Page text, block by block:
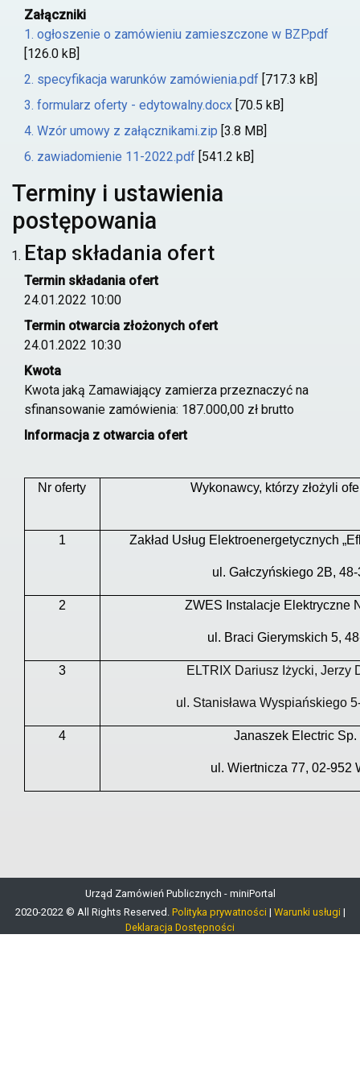
Załączniki
1. ogłoszenie o zamówieniu zamieszczone w BZP.pdf
[126.0 kB]
2. specyfikacja warunków zamówienia.pdf [717.3 kB]
3. formularz oferty - edytowalny.docx [70.5 kB]
4. Wzór umowy z załącznikami.zip [3.8 MB]
6. zawiadomienie 11-2022.pdf [541.2 kB]
Terminy i ustawienia
postępowania
Etap składania ofert
Termin składania ofert
24.01.2022 10:00
Termin otwarcia złożonych ofert
24.01.2022 10:30
Kwota
Kwota jaką Zamawiający zamierza przeznaczyć na
sfinansowanie zamówienia: 187.000,00 zł brutto
Informacja z otwarcia ofert
Nr oferty Wykonawcy, którzy złożyli
1 Zakład Usług Elektroenergetycznych
ul. Gałczyńskiego 2B,
2 ZWES Instalacje Elektryczne
ul. Braci Gierymskich 5,
3 ELTRIX Dariusz Iżycki, Jerzy
ul. Stanisława Wyspiańskiego
4 Janaszek Electric Sp.
ul. Wiertnicza 77, 02-952
Urząd Zamówień Publicznych - miniPortal
2020-2022 © All Rights Reserved. Polityka prywatności | Warunki usługi |
Deklaracja Dostępności